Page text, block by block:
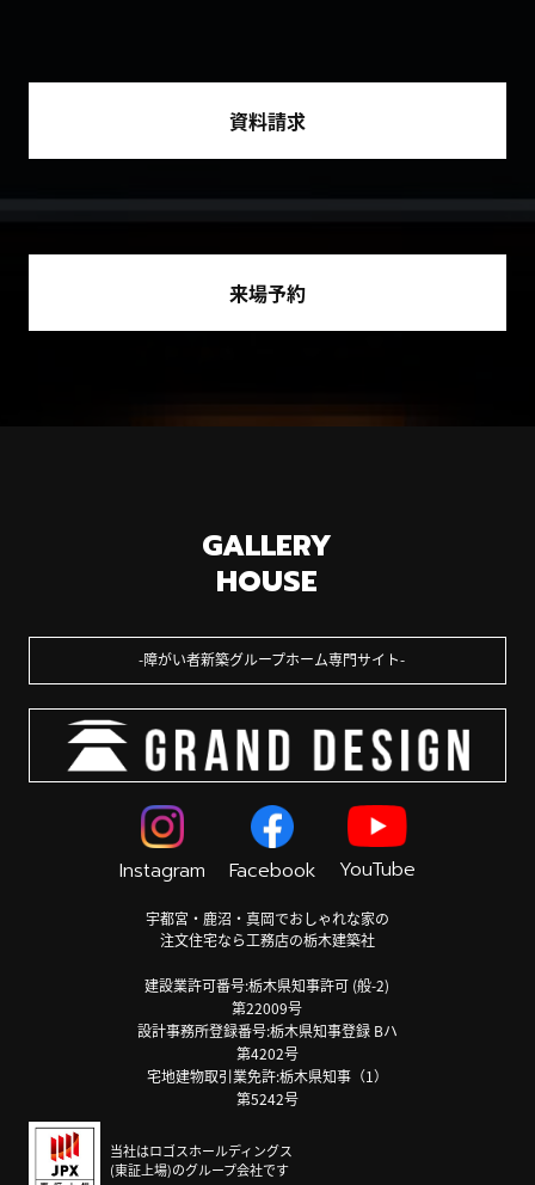
資料請求
来場予約
GALLERY
HOUSE
障がい者新築グループホーム専門サイト
Instagram Facebook YouTube
宇都宮・鹿沼・真岡でおしゃれな家の
注文住宅なら工務店の栃木建築社
建設業許可番号:栃木県知事許可 (般-2)
第22009号
設計事務所登録番号:栃木県知事登録 Bハ
第4202号
宅地建物取引業免許:栃木県知事（1）
第5242号
当社はロゴスホールディングス
(東証上場)のグループ会社です